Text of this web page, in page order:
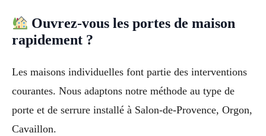
Ouvrez-vous les portes de maison
rapidement ?
Les maisons individuelles font partie des interventions
courantes. Nous adaptons notre méthode au type de
porte et de serrure installé à Salon-de-Provence, Orgon,
Cavaillon.